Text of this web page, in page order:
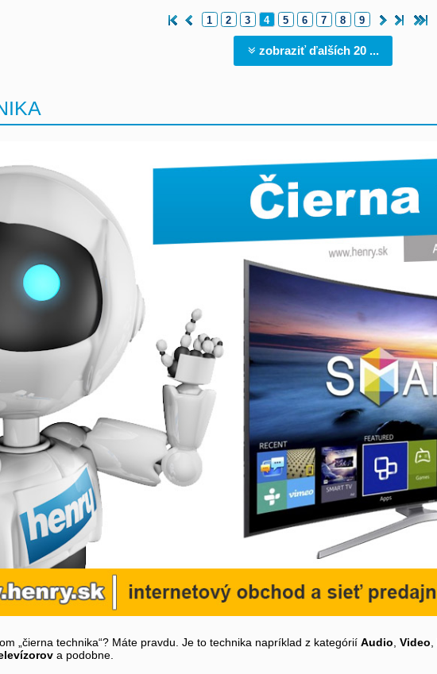
1 2 3 4 5 6 7 8 9
zobraziť ďalších 20 ...
„čierna technika“? Máte pravdu. Je to technika napríklad z kategórií Audio Video
a podobne.